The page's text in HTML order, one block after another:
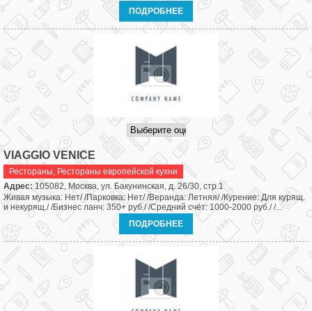
ПОДРОБНЕЕ
VIAGGIO VENICE
Рестораны, Рестораны европейской кухни
Адрес:105082, Москва, ул. Бакунинская, д. 26/30, стр.1
Живая музыка: Нет/ /Парковка: Нет/ /Веранда: Летняя/ /Курение: Для курящ.
и некурящ./ /Бизнес ланч: 350+ руб./ /Средний счёт: 1000-2000 руб./ /...
ПОДРОБНЕЕ